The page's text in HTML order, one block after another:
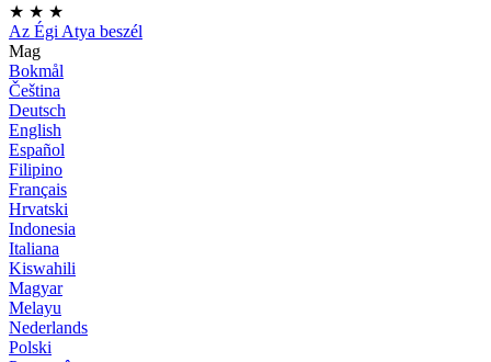
★ ★ ★
Az Égi Atya beszél
Mag
Bokmål
Čeština
Deutsch
English
Español
Filipino
Français
Hrvatski
Indonesia
Italiana
Kiswahili
Magyar
Melayu
Nederlands
Polski